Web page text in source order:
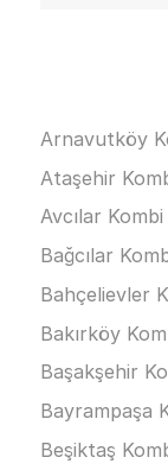
Arnavutköy
Ataşehir
Avcılar
Bağcılar
Bahçelievler
Bakırköy
Başakşehir
Bayrampaşa
Beşiktaş